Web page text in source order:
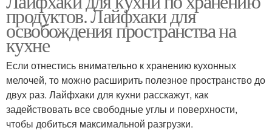
продуктов. Лайфхаки для
освобождения пространства на
кухне
Если отнестись внимательно к хранению кухонных
мелочей, то можно расширить полезное пространство до
двух раз. Лайфхаки для кухни расскажут, как
задействовать все свободные углы и поверхности,
чтобы добиться максимальной разгрузки.